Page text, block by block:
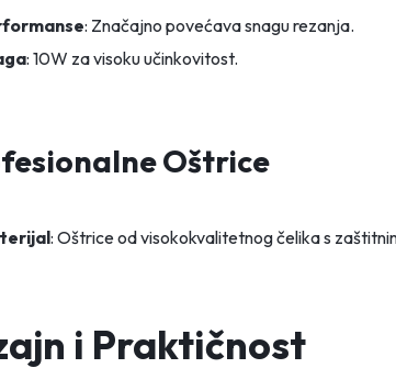
: Značajno povećava snagu rezanja.
: 10W za visoku učinkovitost.
Oštrice
: Oštrice od visokokvalitetnog čelika s
i Praktičnost